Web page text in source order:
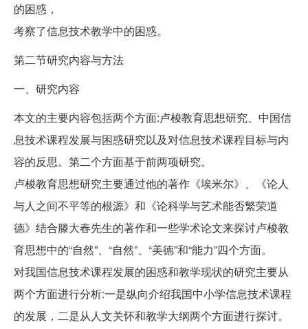
的困惑，
考察了信息技术教学中的困惑。
第二节研究内容与方法
一、研究内容
本文的主要内容包括两个方面:卢梭教育思想研究、中国信
息技术课程发展与困惑研究以及对信息技术课程目标与内
容的反思。第二个方面基于前两项研究。
卢梭教育思想研究主要通过他的著作《埃米尔》、《论人
与人之间不平等的根源》和《论科学与艺术能否繁荣道
德》结合滕大春先生的著作和一些学术论文来探讨卢梭教
育思想中的“自然”、“自然”、“美德”和“能力”四个方面。
对我国信息技术课程发展的困惑和教学现状的研究主要从
两个方面进行分析:一是纵向介绍我国中小学信息技术课程
的发展，二是从人文关怀和教学大纲两个方面进行探讨。